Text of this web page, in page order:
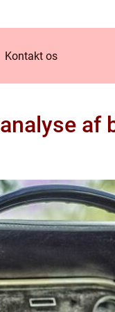
Kontakt os
af